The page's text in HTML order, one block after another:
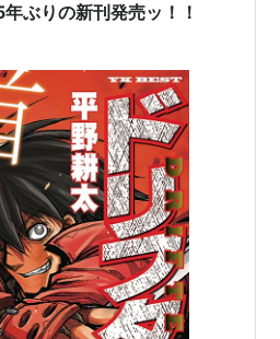
年ぶりの新刊発売ッ！！